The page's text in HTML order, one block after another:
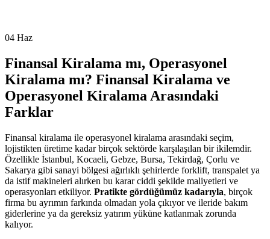
04 Haz
Finansal Kiralama mı, Operasyonel
Kiralama mı? Finansal Kiralama ve
Operasyonel Kiralama Arasındaki
Farklar
Finansal kiralama ile operasyonel kiralama arasındaki seçim,
lojistikten üretime kadar birçok sektörde karşılaşılan bir ikilemdir.
Özellikle İstanbul, Kocaeli, Gebze, Bursa, Tekirdağ, Çorlu ve
Sakarya gibi sanayi bölgesi ağırlıklı şehirlerde forklift, transpalet ya
da istif makineleri alırken bu karar ciddi şekilde maliyetleri ve
operasyonları etkiliyor. Pratikte gördüğümüz kadarıyla, birçok
firma bu ayrımın farkında olmadan yola çıkıyor ve ileride bakım
giderlerine ya da gereksiz yatırım yüküne katlanmak zorunda
kalıyor.